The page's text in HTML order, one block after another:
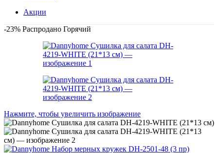
Акции
-23% Распродано Горячий
Нажмите, чтобы увеличить изображение